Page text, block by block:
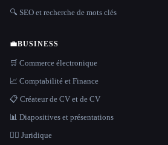
🔍 SEO et recherche de mots clés
💼BUSINESS
🛒 Commerce électronique
📈 Comptabilité et Finance
📋 Créateur de CV et de CV
📊 Diapositives et présentations
👩‍⚖️ Juridique